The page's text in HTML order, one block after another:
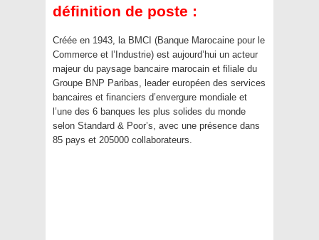
définition de poste :
Créée en 1943, la BMCI (Banque Marocaine pour le
Commerce et l’Industrie) est aujourd’hui un acteur
majeur du paysage bancaire marocain et filiale du
Groupe BNP Paribas, leader européen des services
bancaires et financiers d’envergure mondiale et
l’une des 6 banques les plus solides du monde
selon Standard & Poor’s, avec une présence dans
85 pays et 205000 collaborateurs.